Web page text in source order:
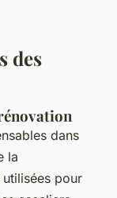
des
dans
la
pour